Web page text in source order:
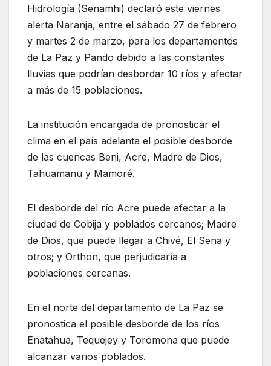
Hidrología (Senamhi) declaró este viernes
alerta Naranja, entre el sábado 27 de febrero
y martes 2 de marzo, para los departamentos
de La Paz y Pando debido a las constantes
lluvias que podrían desbordar 10 ríos y afectar
a más de 15 poblaciones.
La institución encargada de pronosticar el
clima en el país adelanta el posible desborde
de las cuencas Beni, Acre, Madre de Dios,
Tahuamanu y Mamoré.
El desborde del río Acre puede afectar a la
ciudad de Cobija y poblados cercanos; Madre
de Dios, que puede llegar a Chivé, El Sena y
otros; y Orthon, que perjudicaría a
poblaciones cercanas.
En el norte del departamento de La Paz se
pronostica el posible desborde de los ríos
Enatahua, Tequejey y Toromona que puede
alcanzar varios poblados.